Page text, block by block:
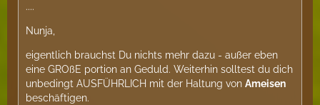
....
Nunja,
eigentlich brauchst Du nichts mehr dazu - außer eben
eine GROßE portion an Geduld. Weiterhin solltest du dich
unbedingt AUSFÜHRLICH mit der Haltung von Ameisen
beschäftigen.